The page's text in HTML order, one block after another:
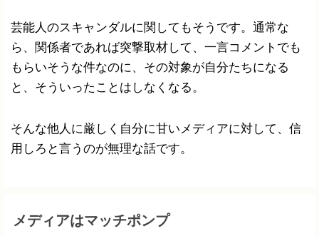
芸能人のスキャンダルに関してもそうです。通常な
ら、関係者であれば突撃取材して、一言コメントでも
もらいそうな件なのに、その対象が自分たちになる
と、そういったことはしなくなる。
そんな他人に厳しく自分に甘いメディアに対して、信
用しろと言うのが無理な話です。
メディアはマッチポンプ